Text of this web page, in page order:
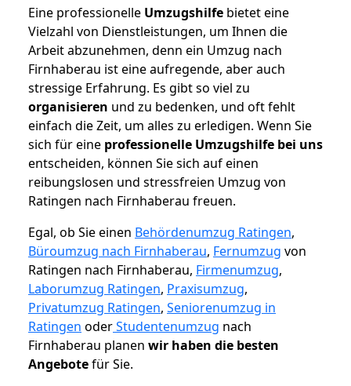
Eine professionelle Umzugshilfe bietet eine
Vielzahl von Dienstleistungen, um Ihnen die
Arbeit abzunehmen, denn ein Umzug nach
Firnhaberau ist eine aufregende, aber auch
stressige Erfahrung. Es gibt so viel zu
organisieren und zu bedenken, und oft fehlt
einfach die Zeit, um alles zu erledigen. Wenn Sie
sich für eine professionelle Umzugshilfe bei uns
entscheiden, können Sie sich auf einen
reibungslosen und stressfreien Umzug von
Ratingen nach Firnhaberau freuen.
Egal, ob Sie einen Behördenumzug Ratingen,
Büroumzug nach Firnhaberau, Fernumzug von
Ratingen nach Firnhaberau, Firmenumzug,
Laborumzug Ratingen, Praxisumzug,
Privatumzug Ratingen, Seniorenumzug in
Ratingen oderStudentenumzug nach
Firnhaberau planen wir haben die besten
Angebotefür Sie.